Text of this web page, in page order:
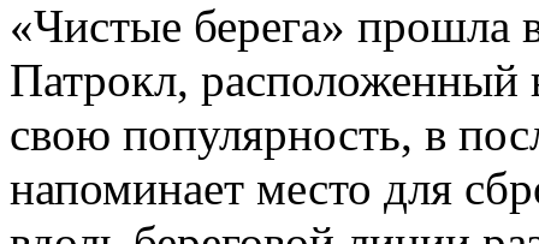
«Чистые берега» прошла
Патрокл, расположенный
свою популярность, в
напоминает место для